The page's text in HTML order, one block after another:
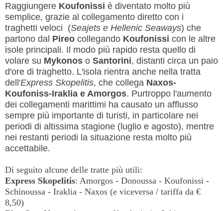
Raggiungere Koufonissi è diventato molto più
semplice, grazie al collegamento diretto con i
traghetti veloci (Seajets e Hellenic Seaways) che
partono dal Pireo collegando Koufonissi con le altre
isole principali. Il modo più rapido resta quello di
volare su Mykonos o Santorini, distanti circa un paio
d'ore di traghetto. L'isola rientra anche nella tratta
dell'Express Skopelitis, che collega Naxos-
Koufoniss-Iraklia e Amorgos. Purtroppo l'aumento
dei collegamenti marittimi ha causato un afflusso
sempre più importante di turisti, in particolare nei
periodi di altissima stagione (luglio e agosto), mentre
nei restanti periodi la situazione resta molto più
accettabile.
Di seguito alcune delle tratte più utili:
Express Skopelitis: Amorgos - Donoussa - Koufonissi -
Schinoussa - Iraklia - Naxos (e viceversa / tariffa da €
8,50)